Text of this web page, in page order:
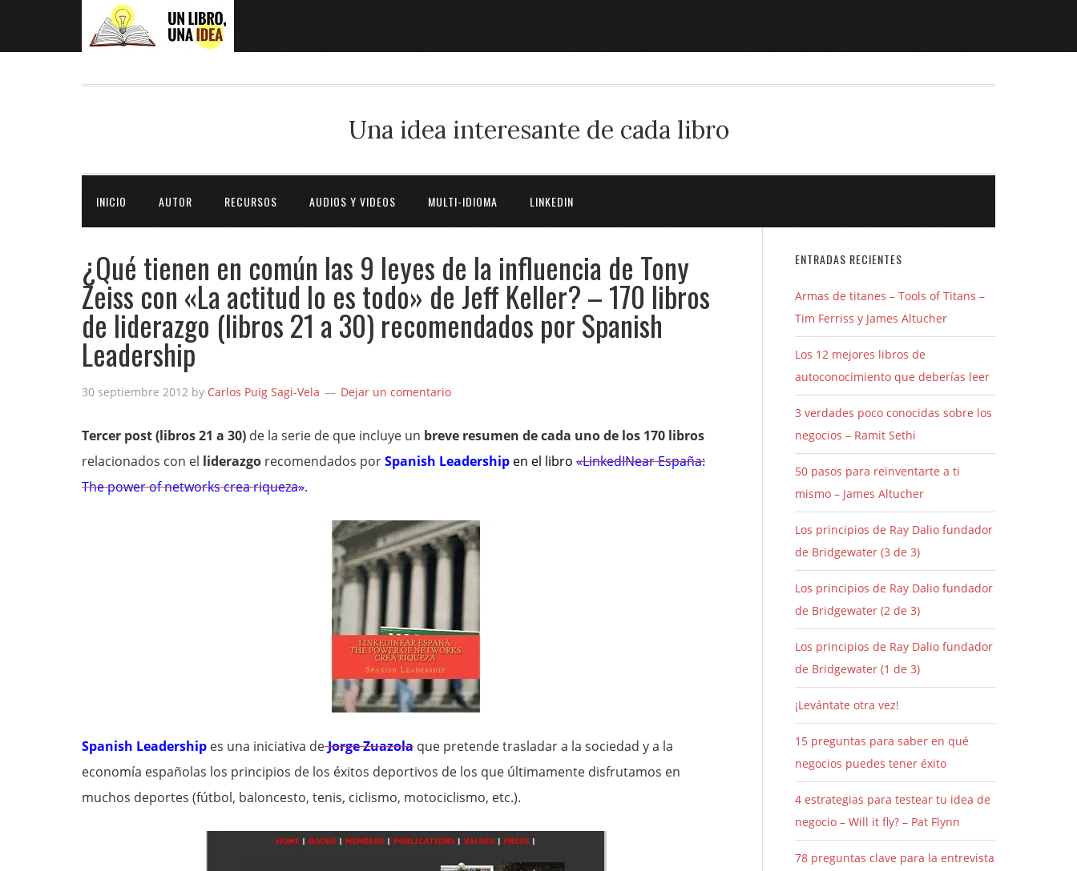
Una idea interesante de cada libro
INICIO AUTOR RECURSOS AUDIOS Y VIDEOS MULTI-IDIOMA LINKEDIN
¿Qué tienen en común las 9 leyes de la influencia de Tony
Zeiss con «La actitud lo es todo» de Jeff Keller? – 170 libros
de liderazgo (libros 21 a 30) recomendados por Spanish
Leadership
30 septiembre 2012 by Carlos Puig Sagi-Vela Dejar un comentario
Tercer post (libros 21 a 30) de la serie de que incluye un breve resumen de cada uno de los 170 libros
relacionados con el liderazgo recomendados porSpanish Leadership en el libro «LinkedINear España:
The power of networks crea riqueza».
Spanish Leadership es una iniciativa deJorge Zuazola que pretende trasladar a la sociedad y a la
economía españolas los principios de los éxitos deportivos de los que últimamente disfrutamos en
muchos deportes (fútbol, baloncesto, tenis, ciclismo, motociclismo, etc.).
ENTRADAS RECIENTES
Armas de titanes – Tools of Titans –
Tim Ferriss y James Altucher
Los 12 mejores libros de
autoconocimiento que deberías leer
3 verdades poco conocidas sobre los
negocios – Ramit Sethi
50 pasos para reinventarte a ti
mismo – James Altucher
Los principios de Ray Dalio fundador
de Bridgewater (3 de 3)
Los principios de Ray Dalio fundador
de Bridgewater (2 de 3)
Los principios de Ray Dalio fundador
de Bridgewater (1 de 3)
¡Levántate otra vez!
15 preguntas para saber en qué
negocios puedes tener éxito
4 estrategias para testear tu idea de
negocio – Will it fly? – Pat Flynn
78 preguntas clave para la entrevista